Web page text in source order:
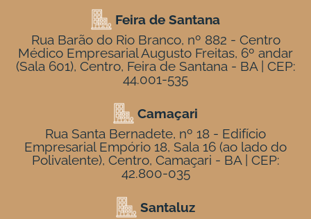
Feira de Santana
Rua Barão do Rio Branco, nº 882 - Centro
Médico Empresarial Augusto Freitas, 6º andar
(Sala 601), Centro, Feira de Santana - BA | CEP:
44.001-535
Camaçari
Rua Santa Bernadete, nº 18 - Edifício
Empresarial Empório 18, Sala 16 (ao lado do
Polivalente), Centro, Camaçari - BA | CEP:
42.800-035
Santaluz